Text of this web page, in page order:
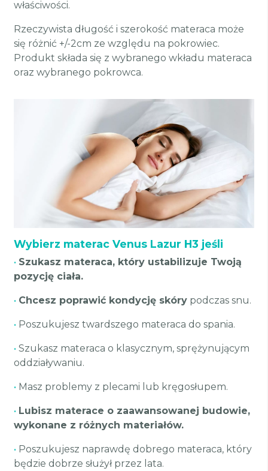
właściwości.
Rzeczywista długość i szerokość materaca może
się różnić +/-2cm ze względu na pokrowiec.
Produkt składa się z wybranego wkładu materaca
oraz wybranego pokrowca.
Wybierz materac Venus Lazur H3 jeśli
• Szukasz materaca, który ustabilizuje Twoją
pozycję ciała.
• Chcesz poprawić kondycję skóry podczas snu.
• Poszukujesz twardszego materaca do spania.
• Szukasz materaca o klasycznym, sprężynującym
oddziaływaniu.
• Masz problemy z plecami lub kręgosłupem.
• Lubisz materace o zaawansowanej budowie,
wykonane z różnych materiałów.
• Poszukujesz naprawdę dobrego materaca, który
będzie dobrze służył przez lata.